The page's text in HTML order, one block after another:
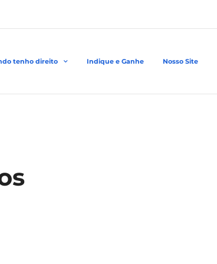
tenho direito Indique e Ganhe Nosso Site